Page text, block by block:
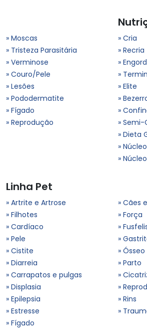
» Moscas
» Tristeza Parasitária
» Verminose
» Couro/Pele
» Lesões
» Pododermatite
» Fígado
» Reprodução
» Cria
» Recria
»
»
» Elite
»
»
»
» Dieta
»
»
Linha Pet
» Artrite e Artrose
» Filhotes
» Cardíaco
» Pele
» Cistite
» Diarreia
» Carrapatos e pulgas
» Displasia
» Epilepsia
» Estresse
» Fígado
» Cães
» Força
»
»
» Ósseo
» Parto
»
»
» Rins
»